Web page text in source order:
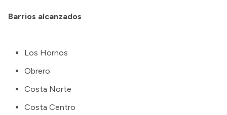
Barrios alcanzados
Los Hornos
Obrero
Costa Norte
Costa Centro